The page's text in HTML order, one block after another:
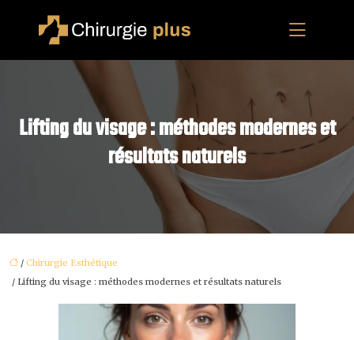
Lifting du visage : méthodes modernes et
résultats naturels
/ Chirurgie Esthétique
/ Lifting du visage : méthodes modernes et résultats naturels